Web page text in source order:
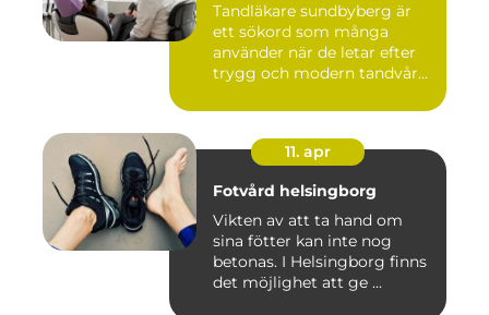
Tandläkare sundbyberg är
ett sökord som många
använder när de letar efter
trygg och modern tandvård
11. apr
Fotvård helsingborg
Vikten av att ta hand om
sina fötter kan inte nog
betonas. I Helsingborg finns
det möjlighet att ge ...